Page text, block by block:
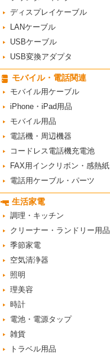
ディスプレイケーブル
LANケーブル
USBケーブル
USB変換アダプタ
モバイル・電話関連
モバイル用ケーブル
iPhone・iPad用品
モバイル用品
電話機・周辺機器
コードレス電話機充電池
FAX用インクリボン・感熱紙
電話用ケーブル・パーツ
生活家電
調理・キッチン
クリーナー・ランドリー用品
季節家電
空気清浄器
照明
理美容
時計
電池・電源タップ
雑貨
トラベル用品